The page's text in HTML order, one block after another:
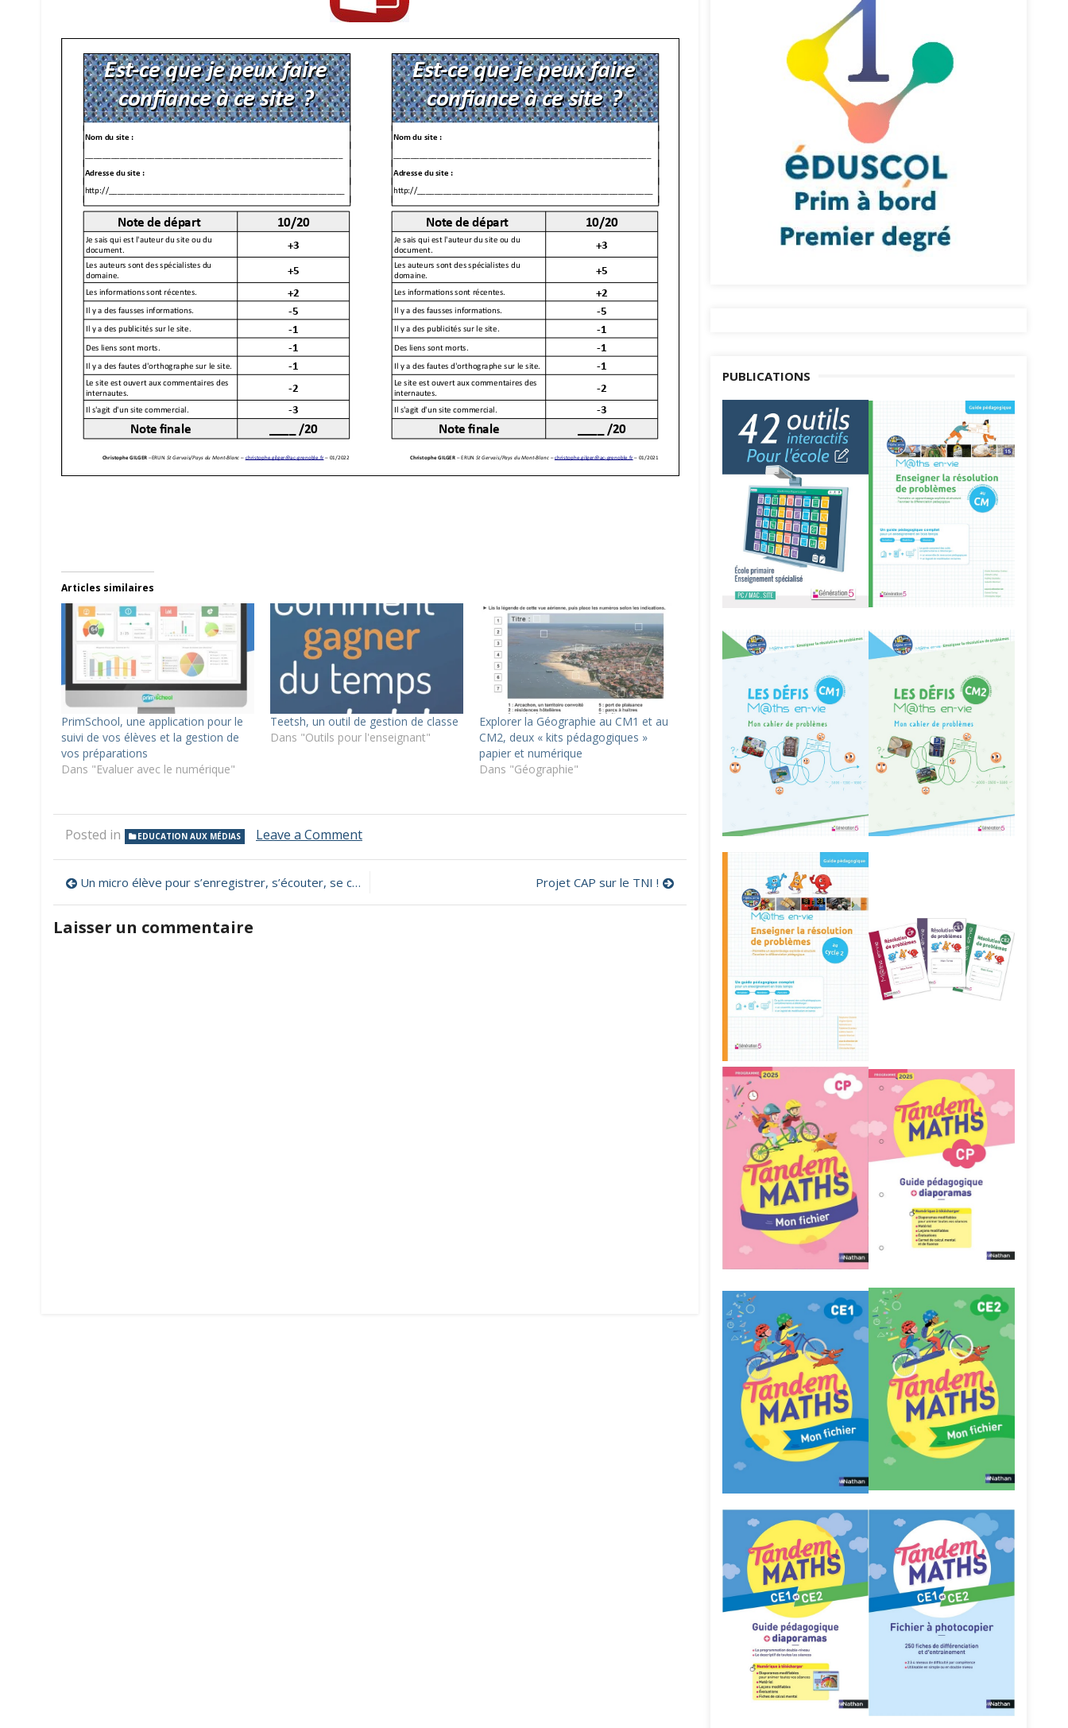
Articles similaires
PrimSchool, une application pour le
suivi de vos élèves et la gestion de
vos préparations
Dans "Evaluer avec le numérique"
Teetsh, un outil de gestion de classe
Dans "Outils pour l'enseignant"
Explorer la Géographie au CM1 et au
CM2, deux « kits pédagogiques »
papier et numérique
Dans "Géographie"
Posted in EDUCATION AUX MÉDIAS Leave a Commenton
fiche
Navigation
de
l’article
Un micro élève pour s’enregistrer, s’écouter, se corriger… Projet CAP sur le TNI !
Laisser un commentaire
PUBLICATIONS